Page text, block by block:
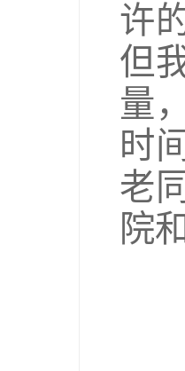
许
但
量
时
老
院